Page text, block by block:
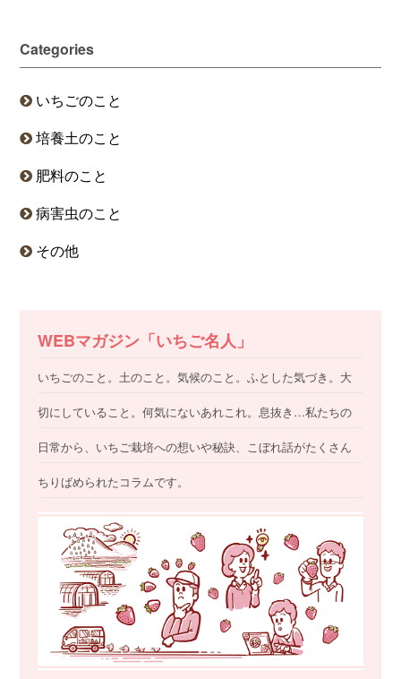
Categories
いちごのこと
培養土のこと
肥料のこと
病害虫のこと
その他
WEBマガジン「いちご名人」
いちごのこと。土のこと。気候のこと。ふとした気づき。大
切にしていること。何気にないあれこれ。息抜き…私たちの
日常から、いちご栽培への想いや秘訣、こぼれ話がたくさん
ちりばめられたコラムです。